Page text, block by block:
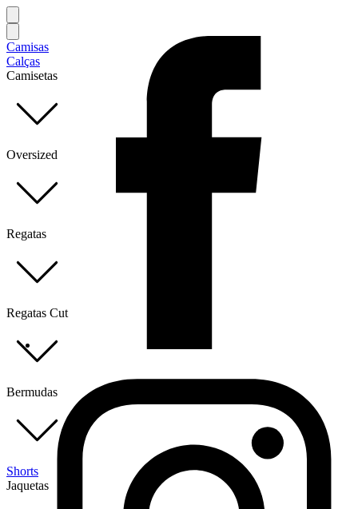
Camisas
Calças
Camisetas
Oversized
Regatas
Regatas Cut
Bermudas
Shorts
Jaquetas